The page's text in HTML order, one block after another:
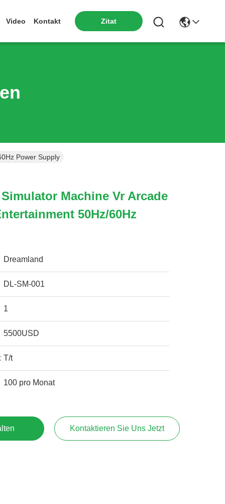
Video Kontakt Zitat
Power Supply
Machine Vr Arcade
50Hz/60Hz
Dreamland
DL-SM-001
1
5500USD
T/t
100 pro Monat
Kontaktieren Sie Uns Jetzt